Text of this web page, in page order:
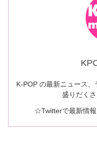
K-POP の最新ニュース
盛りだく
☆Twitterで最新情報